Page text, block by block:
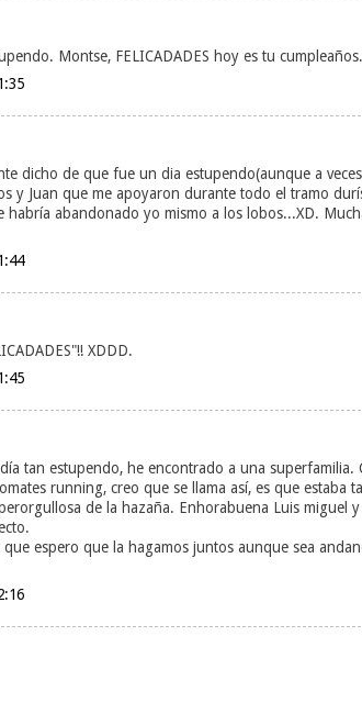
Montse, FELICADADES hoy es tu cumpleaños.
dicho de que fue un dia estupendo(aunque a
y Juan que me apoyaron durante todo el tramo
abandonado yo mismo a los lobos...XD.
XDDD.
tan estupendo, he encontrado a una
running, creo que se llama así, es que estaba
de la hazaña. Enhorabuena Luis miguel
espero que la hagamos juntos aunque sea